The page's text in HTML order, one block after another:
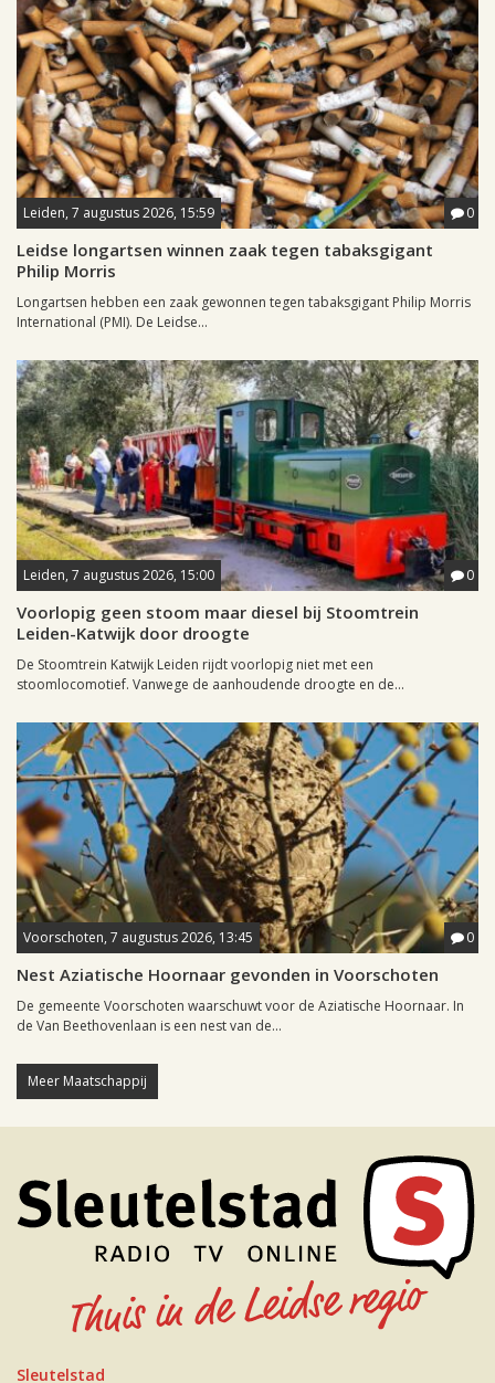
Leiden, 7 augustus 2026, 15:59 0
Leidse longartsen winnen zaak tegen tabaksgigant
Philip Morris
Longartsen hebben een zaak gewonnen tegen tabaksgigant Philip Morris
International (PMI). De Leidse...
Leiden, 7 augustus 2026, 15:00 0
Voorlopig geen stoom maar diesel bij Stoomtrein
Leiden-Katwijk door droogte
De Stoomtrein Katwijk Leiden rijdt voorlopig niet met een
stoomlocomotief. Vanwege de aanhoudende droogte en de...
Voorschoten, 7 augustus 2026, 13:45 0
Nest Aziatische Hoornaar gevonden in Voorschoten
De gemeente Voorschoten waarschuwt voor de Aziatische Hoornaar. In
de Van Beethovenlaan is een nest van de...
Meer Maatschappij
Sleutelstad